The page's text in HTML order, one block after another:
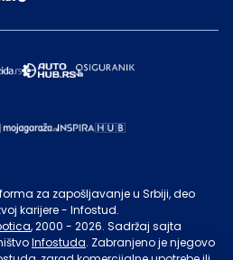
za zapošljavanje u Srbiji, deo
karijere - Infostud.
, 2000 - 2026. Sadržaj sajta
Infostuda. Zabranjeno je njegovo